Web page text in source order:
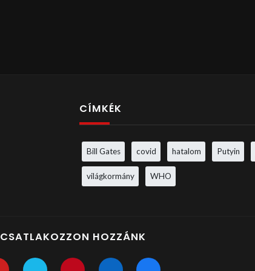
CÍMKÉK
Bill Gates covid hatalom Putyin
világkormány WHO
CSATLAKOZZON HOZZÁNK